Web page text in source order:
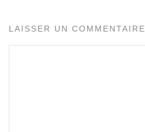
LAISSER UN COMMENTAIRE